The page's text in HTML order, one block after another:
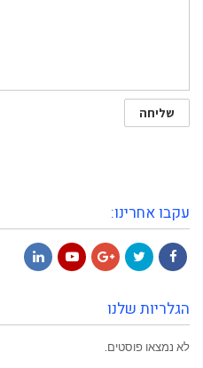
עקבו אחרינו:
הגלריות שלנו
לא נמצאו פוסטים.